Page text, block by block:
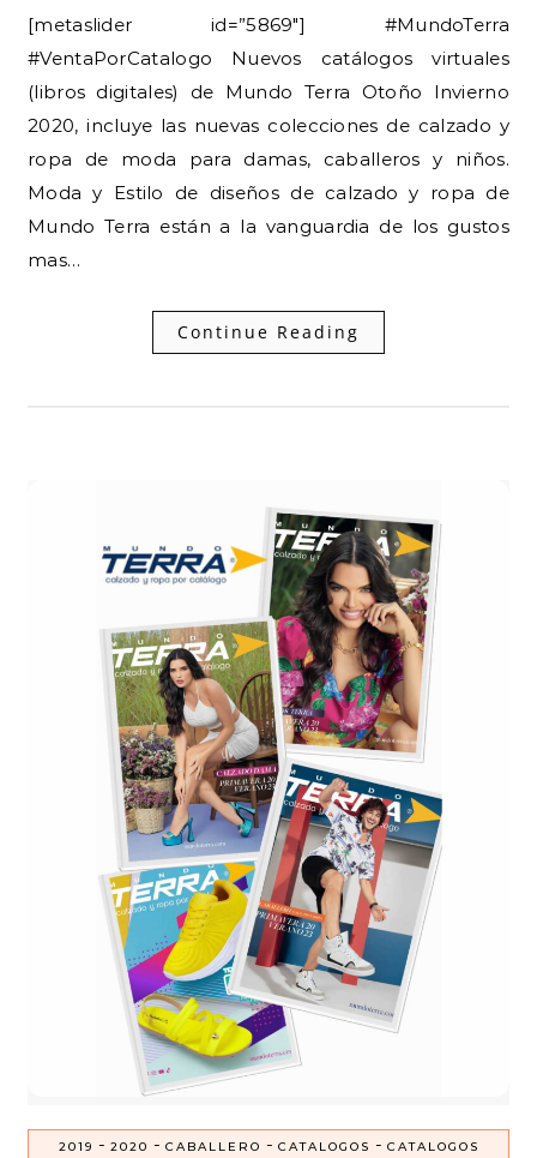
[metaslider id=”5869″] #MundoTerra
#VentaPorCatalogo Nuevos catálogos virtuales
(libros digitales) de Mundo Terra Otoño Invierno
2020, incluye las nuevas colecciones de calzado y
ropa de moda para damas, caballeros y niños.
Moda y Estilo de diseños de calzado y ropa de
Mundo Terra están a la vanguardia de los gustos
mas…
Continue Reading
2019 - 2020 - CABALLERO - CATALOGOS - CATALOGOS